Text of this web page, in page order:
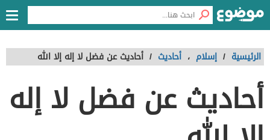
الرئيسية / إسلام ، أحاديث / أحاديث عن فضل لا إله إلا الله
أحاديث عن فضل لا إله